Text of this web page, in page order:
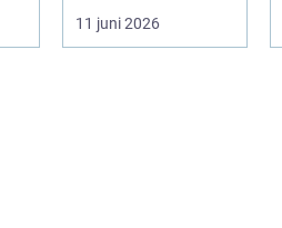
renovering, er en
dy...
11 juni 2026